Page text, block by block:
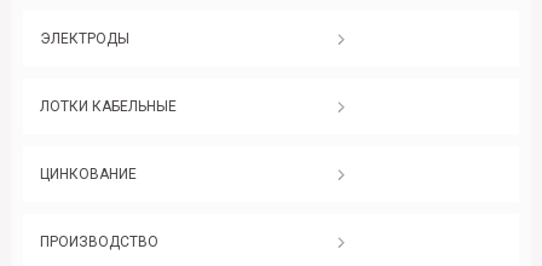
ЭЛЕКТРОДЫ
ЛОТКИ КАБЕЛЬНЫЕ
ЦИНКОВАНИЕ
ПРОИЗВОДСТВО